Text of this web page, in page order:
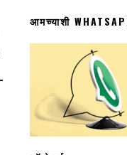
आमच्याशी